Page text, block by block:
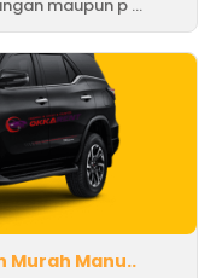
maupun p ...
Murah Manu..